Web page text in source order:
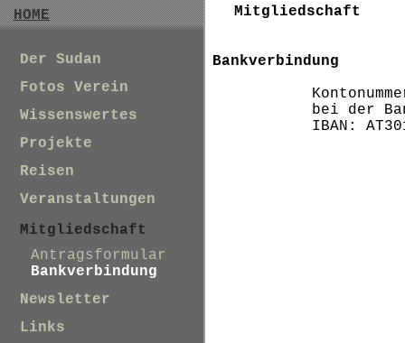
HOME
Der Sudan
Fotos Verein
Wissenswertes
Projekte
Reisen
Veranstaltungen
Mitgliedschaft
Antragsformular
Bankverbindung
Newsletter
Links
Mitgliedschaft
Bankverbindung
bei der Bank
IBAN: